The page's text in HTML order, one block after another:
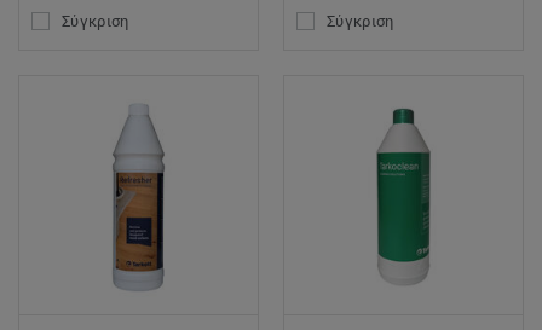
Σύγκριση Σύγκριση